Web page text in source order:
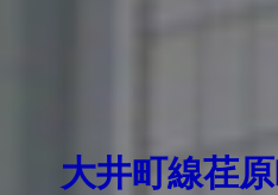
大井町線荏